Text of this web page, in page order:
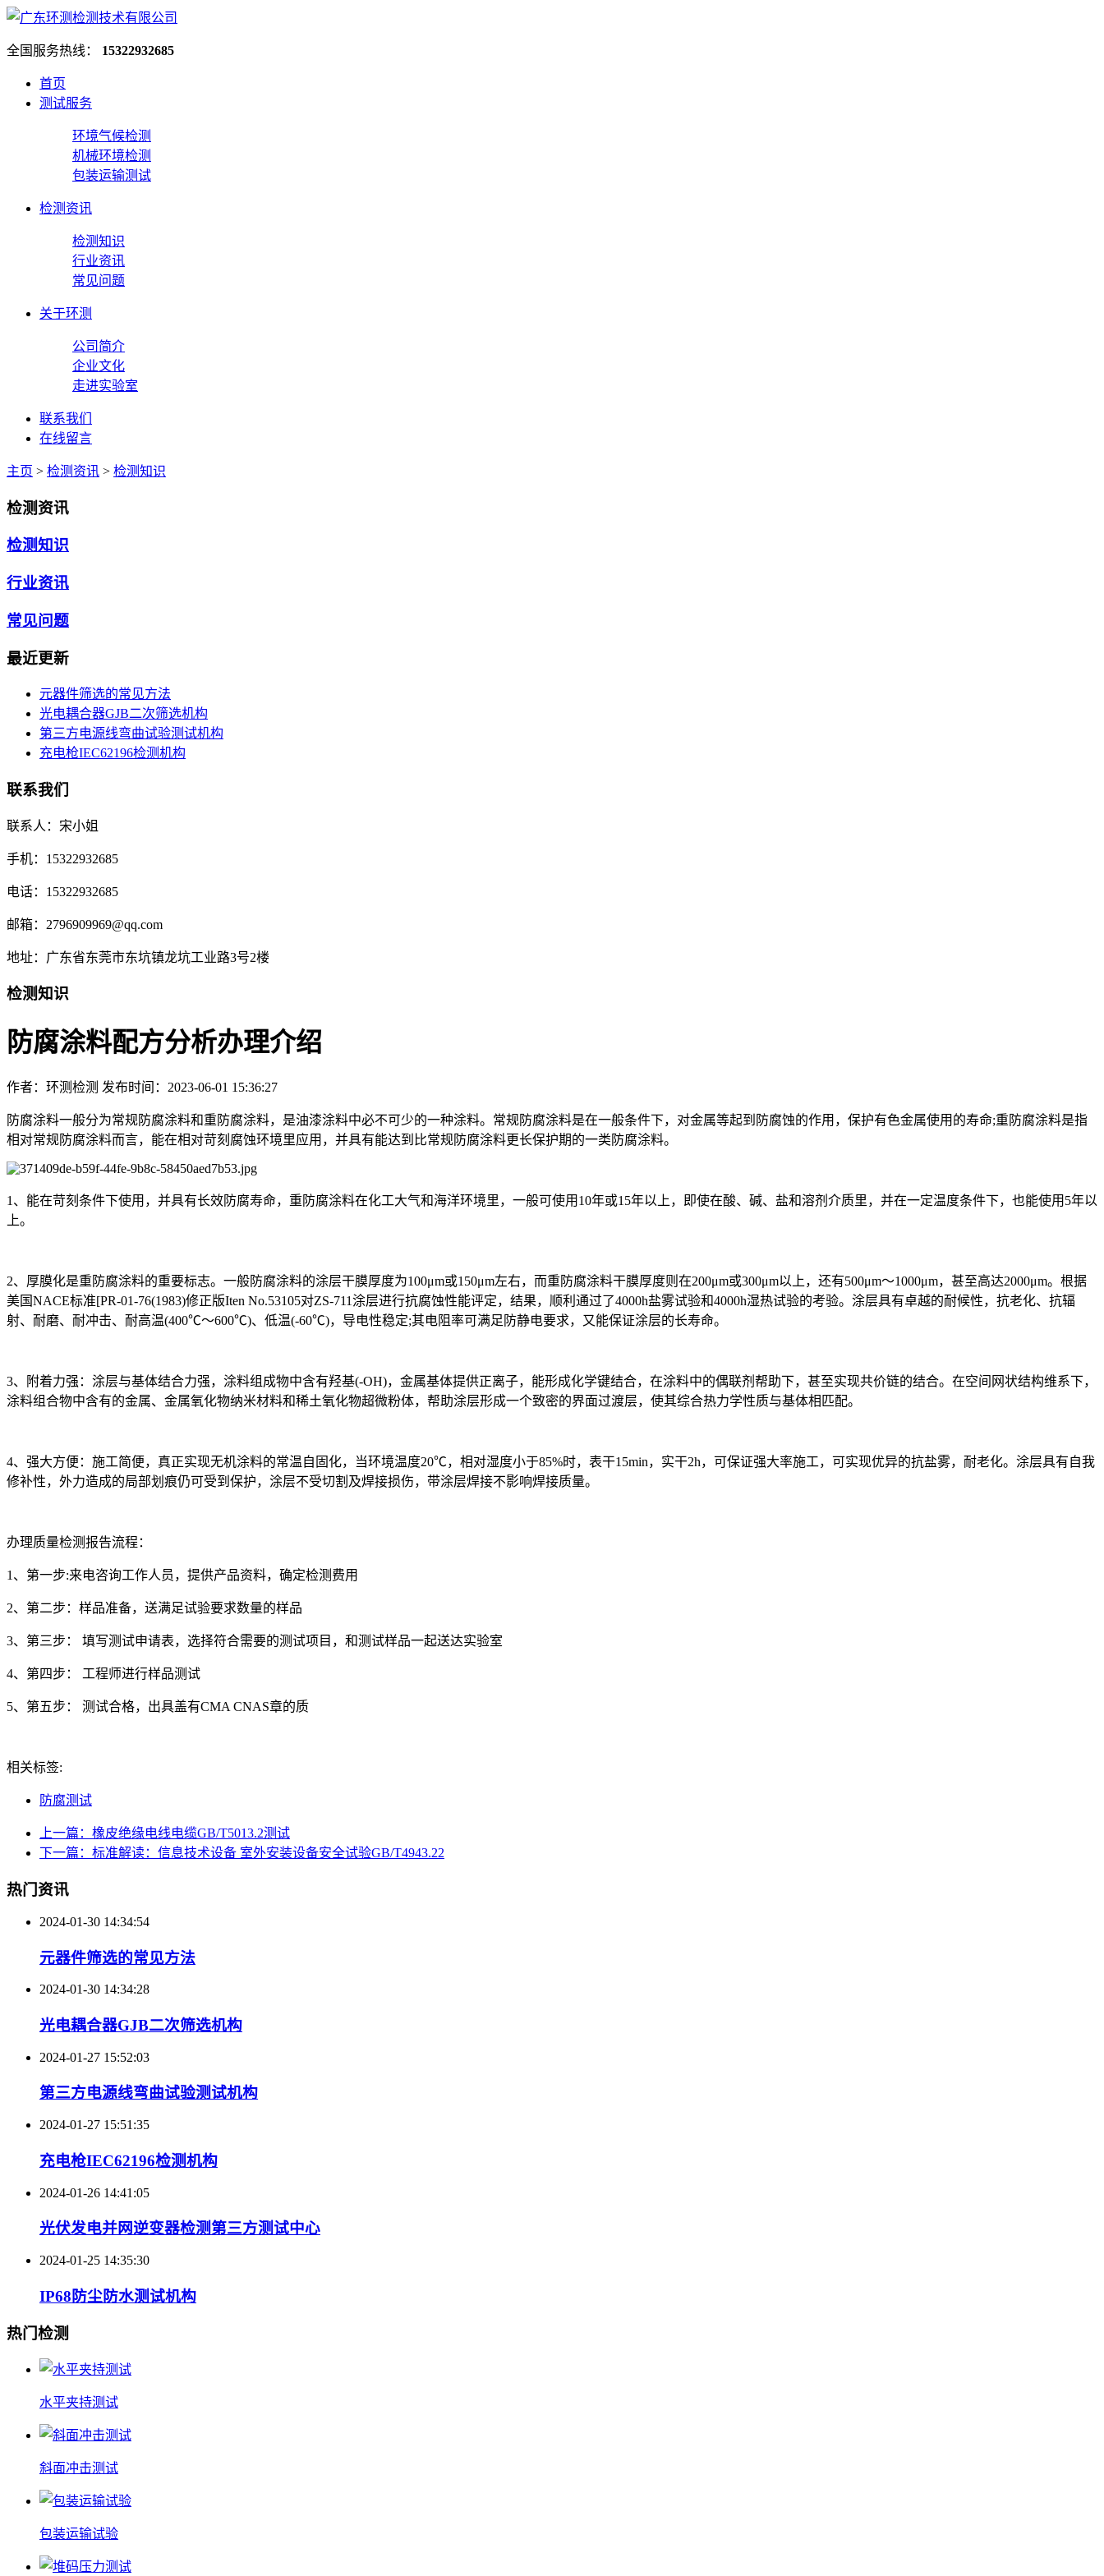
全国服务热线： 15322932685
首页
测试服务
环境气候检测
机械环境检测
包装运输测试
检测资讯
检测知识
行业资讯
常见问题
关于环测
公司简介
企业文化
走进实验室
联系我们
在线留言
主页 > 检测资讯 > 检测知识
检测资讯
检测知识
行业资讯
常见问题
最近更新
元器件筛选的常见方法
光电耦合器GJB二次筛选机构
第三方电源线弯曲试验测试机构
充电枪IEC62196检测机构
联系我们
联系人：宋小姐
手机：15322932685
电话：15322932685
邮箱：2796909969@qq.com
地址：广东省东莞市东坑镇龙坑工业路3号2楼
检测知识
防腐涂料配方分析办理介绍
作者：环测检测 发布时间：2023-06-01 15:36:27
防腐涂料一般分为常规防腐涂料和重防腐涂料，是油漆涂料中必不可少的一种涂料。常规防腐涂料是在一般条件下，对金属等起到防腐蚀的作用，保护有色金属使用的寿命;重防腐涂料是指
相对常规防腐涂料而言，能在相对苛刻腐蚀环境里应用，并具有能达到比常规防腐涂料更长保护期的一类防腐涂料。
1、能在苛刻条件下使用，并具有长效防腐寿命，重防腐涂料在化工大气和海洋环境里，一般可使用10年或15年以上，即使在酸、碱、盐和溶剂介质里，并在一定温度条件下，也能使用5年以
上。
2、厚膜化是重防腐涂料的重要标志。一般防腐涂料的涂层干膜厚度为100μm或150μm左右，而重防腐涂料干膜厚度则在200μm或300μm以上，还有500μm～1000μm，甚至高达2000μm。根据
美国NACE标准[PR-01-76(1983)修正版Iten No.53105对ZS-711涂层进行抗腐蚀性能评定，结果，顺利通过了4000h盐雾试验和4000h湿热试验的考验。涂层具有卓越的耐候性，抗老化、抗辐
射、耐磨、耐冲击、耐高温(400℃～600℃)、低温(-60℃)，导电性稳定;其电阻率可满足防静电要求，又能保证涂层的长寿命。
3、附着力强：涂层与基体结合力强，涂料组成物中含有羟基(-OH)，金属基体提供正离子，能形成化学键结合，在涂料中的偶联剂帮助下，甚至实现共价链的结合。在空间网状结构维系下，
涂料组合物中含有的金属、金属氧化物纳米材料和稀土氧化物超微粉体，帮助涂层形成一个致密的界面过渡层，使其综合热力学性质与基体相匹配。
4、强大方便：施工简便，真正实现无机涂料的常温自固化，当环境温度20℃，相对湿度小于85%时，表干15min，实干2h，可保证强大率施工，可实现优异的抗盐雾，耐老化。涂层具有自我
修补性，外力造成的局部划痕仍可受到保护，涂层不受切割及焊接损伤，带涂层焊接不影响焊接质量。
办理质量检测报告流程：
1、第一步:来电咨询工作人员，提供产品资料，确定检测费用
2、第二步：样品准备，送满足试验要求数量的样品
3、第三步： 填写测试申请表，选择符合需要的测试项目，和测试样品一起送达实验室
4、第四步： 工程师进行样品测试
5、第五步： 测试合格，出具盖有CMA CNAS章的质
相关标签:
防腐测试
上一篇：橡皮绝缘电线电缆GB/T5013.2测试
下一篇：标准解读：信息技术设备 室外安装设备安全试验GB/T4943.22
热门资讯
2024-01-30 14:34:54
元器件筛选的常见方法
2024-01-30 14:34:28
光电耦合器GJB二次筛选机构
2024-01-27 15:52:03
第三方电源线弯曲试验测试机构
2024-01-27 15:51:35
充电枪IEC62196检测机构
2024-01-26 14:41:05
光伏发电并网逆变器检测第三方测试中心
2024-01-25 14:35:30
IP68防尘防水测试机构
热门检测
水平夹持测试
斜面冲击测试
包装运输试验